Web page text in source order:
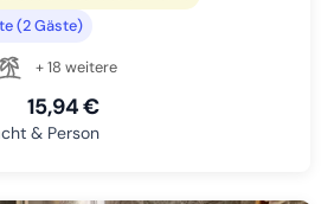
(2 Gäste)
+ 18 weitere
15,94 €
& Person